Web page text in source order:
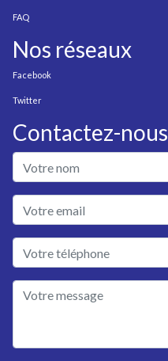
FAQ
Nos réseaux
Facebook
Twitter
Contactez-nous